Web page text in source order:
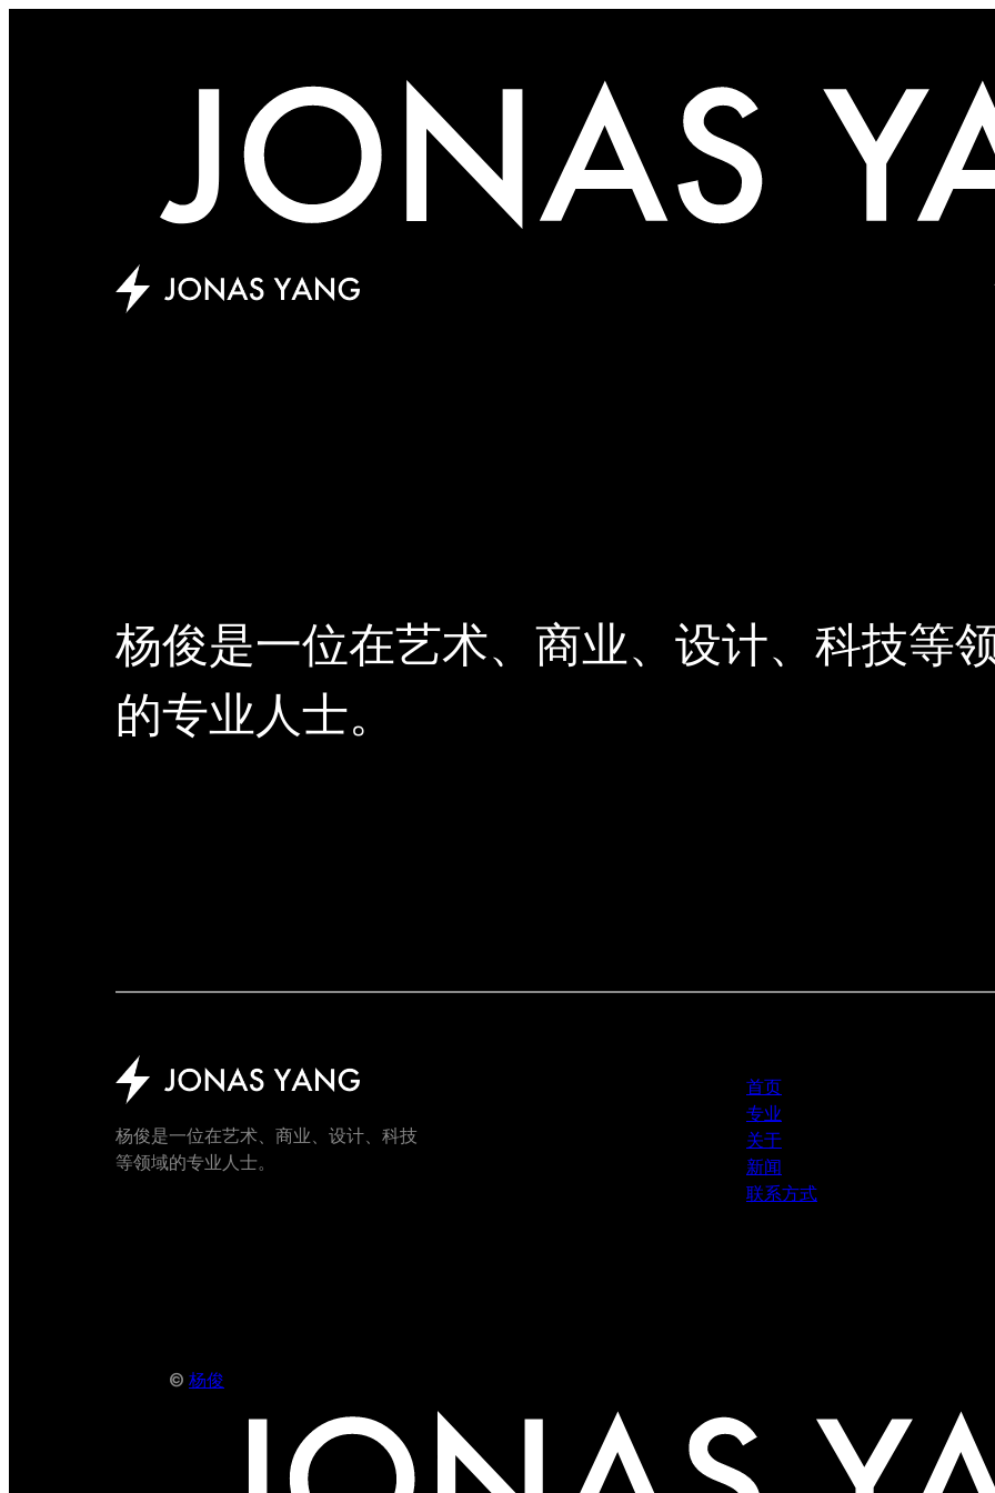
杨俊是一位在艺术、商业、设计、科技等
的专业人士。
杨俊是一位在艺术、商业、设计、科技
等领域的专业人士。
首页
专业
关于
新闻
联系方式
© 杨俊